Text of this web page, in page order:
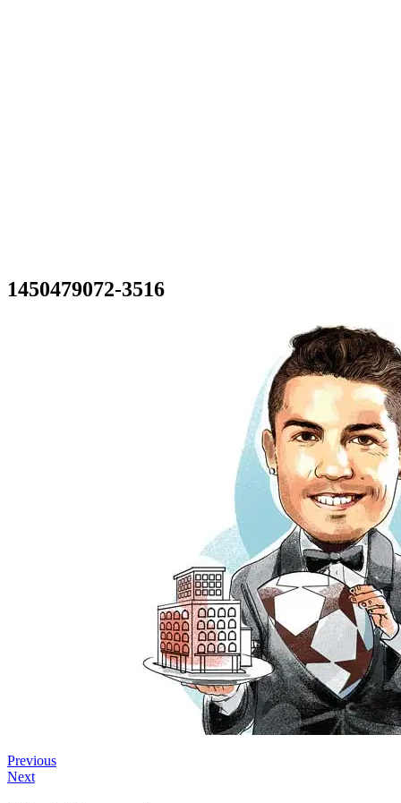
1450479072-3516
Previous
Next